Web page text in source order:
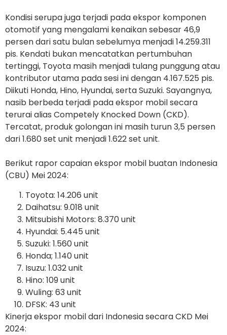
Kondisi serupa juga terjadi pada ekspor komponen
otomotif yang mengalami kenaikan sebesar 46,9
persen dari satu bulan sebelumya menjadi 14.259.311
pis. Kendati bukan mencatatkan pertumbuhan
tertinggi, Toyota masih menjadi tulang punggung atau
kontributor utama pada sesi ini dengan 4.167.525 pis.
Diikuti Honda, Hino, Hyundai, serta Suzuki. Sayangnya,
nasib berbeda terjadi pada ekspor mobil secara
terurai alias Competely Knocked Down (CKD).
Tercatat, produk golongan ini masih turun 3,5 persen
dari 1.680 set unit menjadi 1.622 set unit.
Berikut rapor capaian ekspor mobil buatan Indonesia
(CBU) Mei 2024:
Toyota: 14.206 unit
Daihatsu: 9.018 unit
Mitsubishi Motors: 8.370 unit
Hyundai: 5.445 unit
Suzuki: 1.560 unit
Honda; 1.140 unit
Isuzu: 1.032 unit
Hino: 109 unit
Wuling: 63 unit
DFSK: 43 unit
Kinerja ekspor mobil dari Indonesia secara CKD Mei
2024: